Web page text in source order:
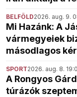
BELFÖLD2026. aug. 9.
Mi Hazánk: A
vármegyeiek
másodlagos
SPORT2026. aug. 8.
A Rongyos
túrázók